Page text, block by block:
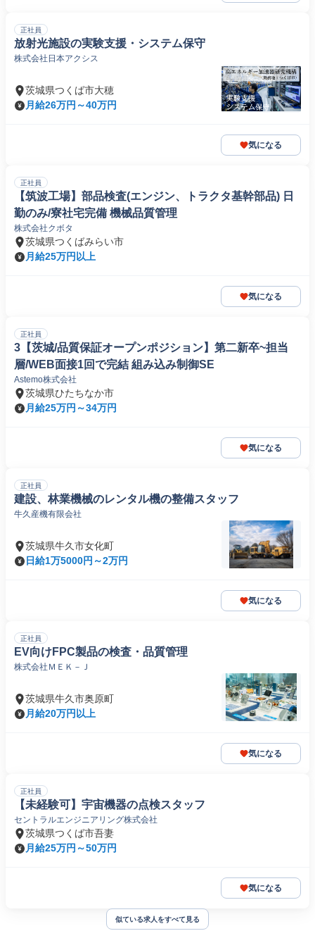
正社員
放射光施設の実験支援・システム保守
株式会社日本アクシス
茨城県つくば市大穂
月給26万円～40万円
気になる
正社員
【筑波工場】部品検査(エンジン、トラクタ基幹部品) 日
勤のみ/寮社宅完備 機械品質管理
株式会社クボタ
茨城県つくばみらい市
月給25万円以上
気になる
正社員
3【茨城/品質保証オープンポジション】第二新卒~担当
層/WEB面接1回で完結 組み込み制御SE
Astemo株式会社
茨城県ひたちなか市
月給25万円～34万円
気になる
正社員
建設、林業機械のレンタル機の整備スタッフ
牛久産機有限会社
茨城県牛久市女化町
日給1万5000円～2万円
気になる
正社員
EV向けFPC製品の検査・品質管理
株式会社ＭＥＫ－Ｊ
茨城県牛久市奥原町
月給20万円以上
気になる
正社員
【未経験可】宇宙機器の点検スタッフ
セントラルエンジニアリング株式会社
茨城県つくば市吾妻
月給25万円～50万円
気になる
似ている求人をすべて見る